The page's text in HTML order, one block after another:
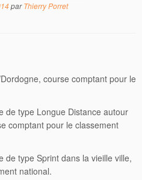
parThierry Porret
course comptant pour le
de type Longue Distance autour
comptant pour le classement
de type Sprint dans la vieille ville,
national.